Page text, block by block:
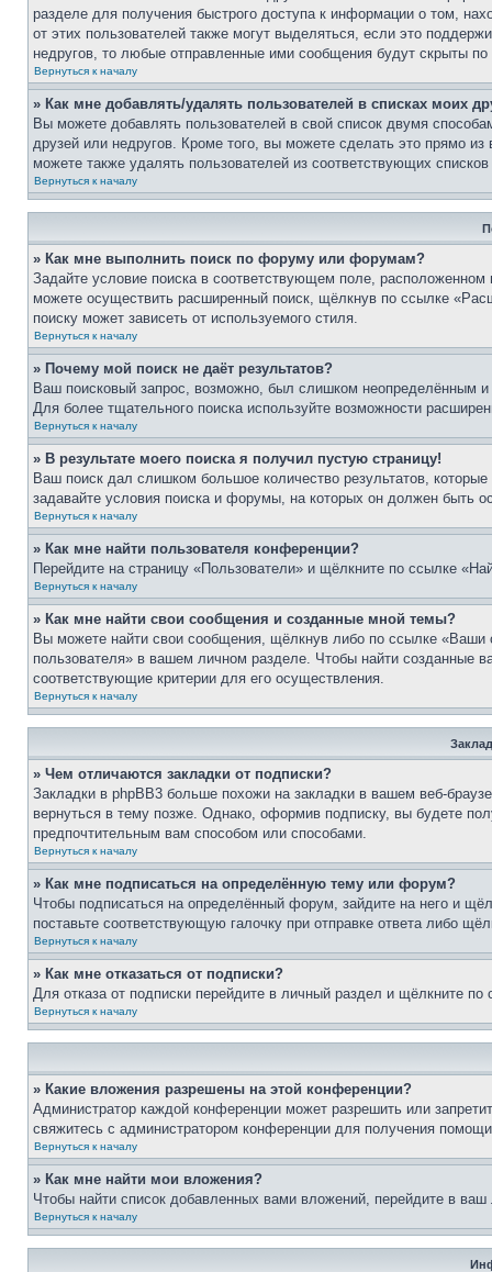
разделе для получения быстрого доступа к информации о том,
от этих пользователей также могут выделяться, если это
недругов, то любые отправленные ими сообщения будут скрыты
Вернуться к началу
» Как мне добавлять/удалять пользователей в списках моих
Вы можете добавлять пользователей в свой список двумя
друзей или недругов. Кроме того, вы можете сделать это прямо
можете также удалять пользователей из соответствующих
Вернуться к началу
» Как мне выполнить поиск по форуму или форумам?
Задайте условие поиска в соответствующем поле,
можете осуществить расширенный поиск, щёлкнув по ссылке
поиску может зависеть от используемого стиля.
Вернуться к началу
» Почему мой поиск не даёт результатов?
Ваш поисковый запрос, возможно, был слишком неопределённым
Для более тщательного поиска используйте возможности
Вернуться к началу
» В результате моего поиска я получил пустую страницу!
Ваш поиск дал слишком большое количество результатов,
задавайте условия поиска и форумы, на которых он должен быть
Вернуться к началу
» Как мне найти пользователя конференции?
Перейдите на страницу «Пользователи» и щёлкните по ссылке
Вернуться к началу
» Как мне найти свои сообщения и созданные мной темы?
Вы можете найти свои сообщения, щёлкнув либо по ссылке
пользователя» в вашем личном разделе. Чтобы найти созданные
соответствующие критерии для его осуществления.
Вернуться к началу
» Чем отличаются закладки от подписки?
Закладки в phpBB3 больше похожи на закладки в вашем веб-
вернуться в тему позже. Однако, оформив подписку, вы будете
предпочтительным вам способом или способами.
Вернуться к началу
» Как мне подписаться на определённую тему или форум?
Чтобы подписаться на определённый форум, зайдите на него и
поставьте соответствующую галочку при отправке ответа либо
Вернуться к началу
» Как мне отказаться от подписки?
Для отказа от подписки перейдите в личный раздел и щёлкните по
Вернуться к началу
» Какие вложения разрешены на этой конференции?
Администратор каждой конференции может разрешить или
свяжитесь с администратором конференции для получения
Вернуться к началу
» Как мне найти мои вложения?
Чтобы найти список добавленных вами вложений, перейдите в
Вернуться к началу